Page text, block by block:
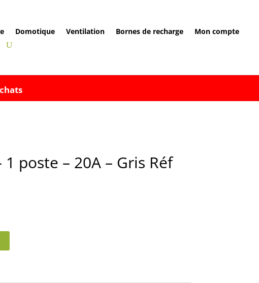
Domotique Ventilation Bornes de recharge Mon compte
1 poste – 20A – Gris Réf